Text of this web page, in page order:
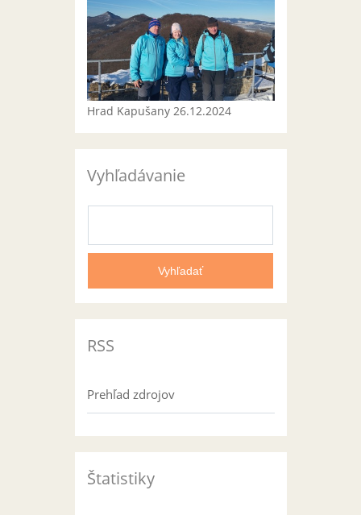
Hrad Kapušany 26.12.2024
Vyhľadávanie
RSS
Prehľad zdrojov
Štatistiky